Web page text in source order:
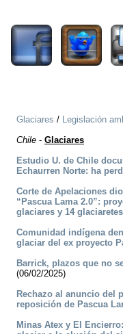
Glaciares / Legislación
Chile - Glaciares
Estudio U. de Chile
Echaurren Norte: ha
Corte de Apelaciones
“Pascua Lama 2.0”:
glaciares y 14 glaciaretes
Comunidad indígena
glaciar del ex proyecto
Barrick, plazos que no
(06/02/2025)
Rechazo al anuncio del
reposición de Pascua
Minas Atex y El